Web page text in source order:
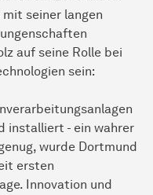
seiner langen
auf seine Rolle bei
sein:
installiert - ein wahrer
wurde Dortmund
ersten
Innovation und